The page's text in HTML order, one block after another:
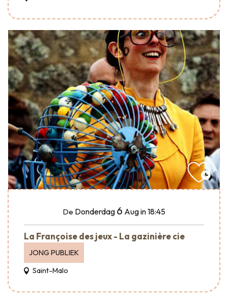
De Donderdag 6 Augin 18:45
La Françoise des jeux - La gazinière cie
JONG PUBLIEK
Saint-Malo